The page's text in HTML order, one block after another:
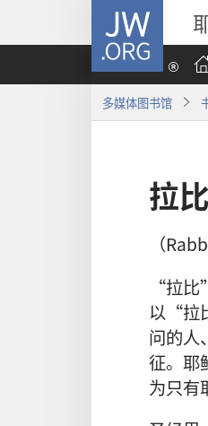
JW.ORG
多媒体图书馆
拉比
（
“拉
以“拉
问的人
征。耶
为只有